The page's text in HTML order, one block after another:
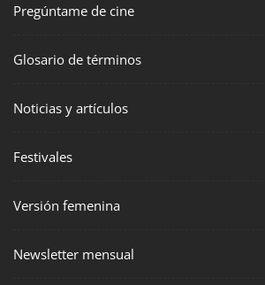
Pregúntame de cine
Glosario de términos
Noticias y artículos
Festivales
Versión femenina
Newsletter mensual